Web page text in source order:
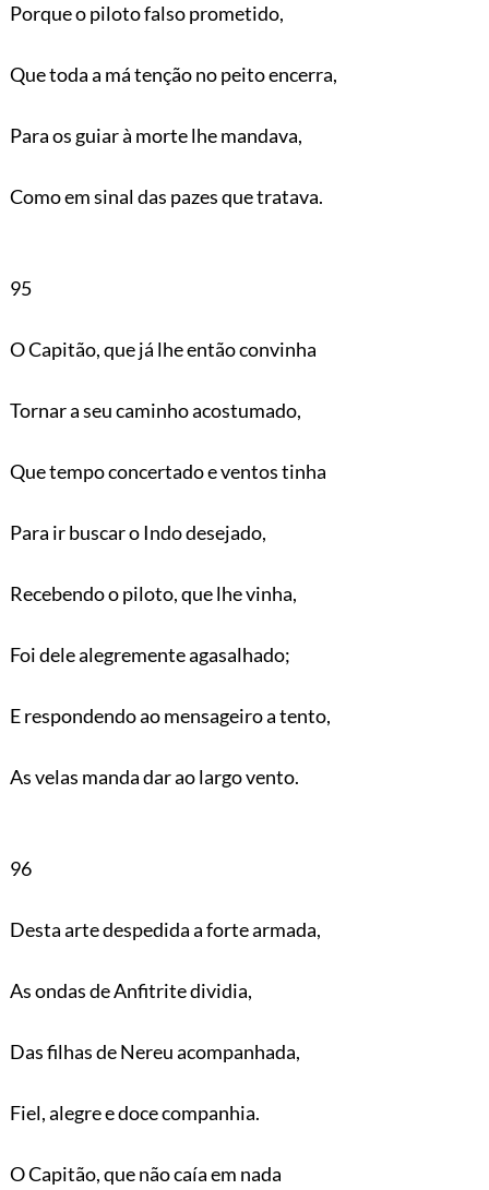
Porque o piloto falso prometido,
Que toda a má tenção no peito encerra,
Para os guiar à morte lhe mandava,
Como em sinal das pazes que tratava.
95
O Capitão, que já lhe então convinha
Tornar a seu caminho acostumado,
Que tempo concertado e ventos tinha
Para ir buscar o Indo desejado,
Recebendo o piloto, que lhe vinha,
Foi dele alegremente agasalhado;
E respondendo ao mensageiro a tento,
As velas manda dar ao largo vento.
96
Desta arte despedida a forte armada,
As ondas de Anfitrite dividia,
Das filhas de Nereu acompanhada,
Fiel, alegre e doce companhia.
O Capitão, que não caía em nada